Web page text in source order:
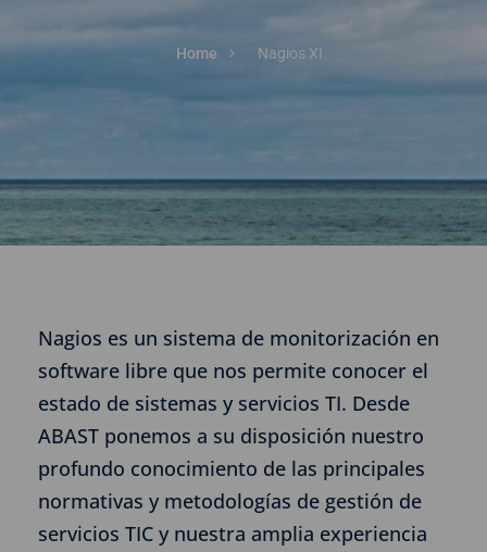
Home Nagios XI
Nagios es un sistema de monitorización en
software libre que nos permite conocer el
estado de sistemas y servicios TI. Desde
ABAST ponemos a su disposición nuestro
profundo conocimiento de las principales
normativas y metodologías de gestión de
servicios TIC y nuestra amplia experiencia